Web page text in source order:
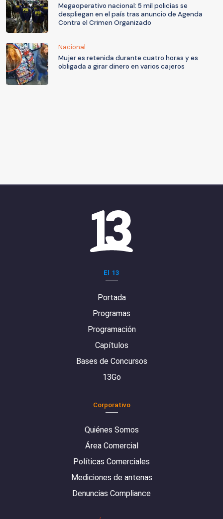
Megaoperativo nacional: 5 mil policías se
despliegan en el país tras anuncio de Agenda
Contra el Crimen Organizado
Nacional
Mujer es retenida durante cuatro horas y es
obligada a girar dinero en varios cajeros
El 13
Portada
Programas
Programación
Capítulos
Bases de Concursos
13Go
Corporativo
Quiénes Somos
Área Comercial
Políticas Comerciales
Mediciones de antenas
Denuncias Compliance